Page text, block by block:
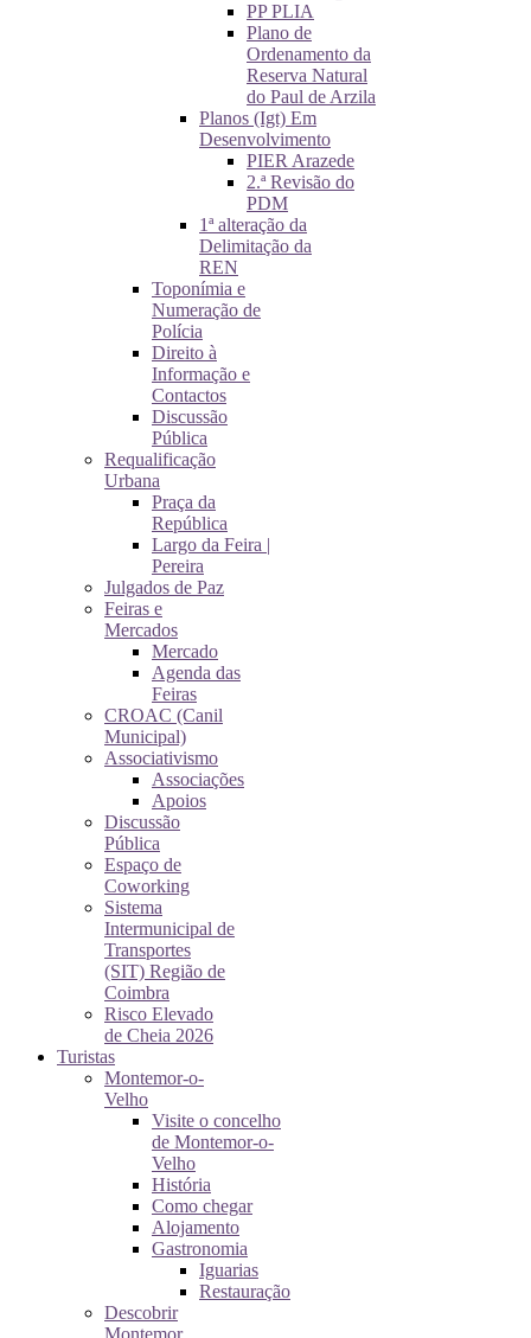
PP PLIA
Plano de
Ordenamento da
Reserva Natural
do Paul de Arzila
Planos (Igt) Em
Desenvolvimento
PIER Arazede
2.ª Revisão do
PDM
1ª alteração da
Delimitação da
REN
Toponímia e
Numeração de
Polícia
Direito à
Informação e
Contactos
Discussão
Pública
Requalificação
Urbana
Praça da
República
Largo da Feira |
Pereira
Julgados de Paz
Feiras e
Mercados
Mercado
Agenda das
Feiras
CROAC (Canil
Municipal)
Associativismo
Associações
Apoios
Discussão
Pública
Espaço de
Coworking
Sistema
Intermunicipal de
Transportes
(SIT) Região de
Coimbra
Risco Elevado
de Cheia 2026
Turistas
Montemor-o-
Velho
Visite o concelho
de Montemor-o-
Velho
História
Como chegar
Alojamento
Gastronomia
Iguarias
Restauração
Descobrir
Montemor